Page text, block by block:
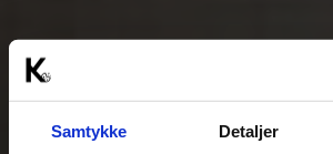
Samtykke Detaljer